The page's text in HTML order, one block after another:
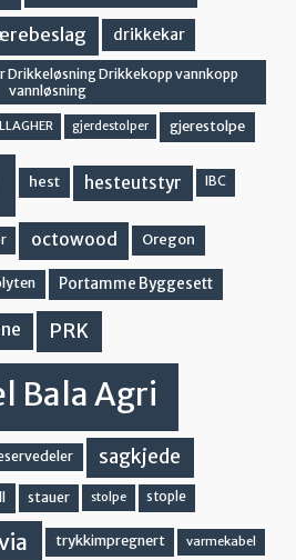
drikkekar
Drikkeløsning Drikkekopp vannkopp
vannløsning
gjerdestolper gjerestolpe
hest hesteutstyr IBC
octowood Oregon
Portamme Byggesett
PRK
Bala Agri
sagkjede
stauer stolpe stople
trykkimpregnert varmekabel